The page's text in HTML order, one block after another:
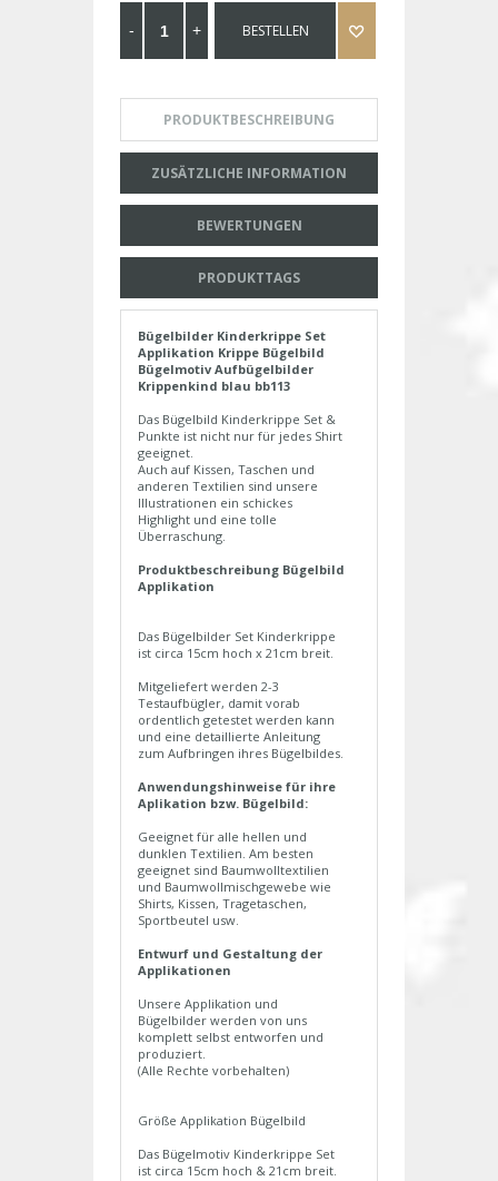
BESTELLEN
PRODUKTBESCHREIBUNG
ZUSÄTZLICHE INFORMATION
BEWERTUNGEN
PRODUKTTAGS
Bügelbilder Kinderkrippe Set
Applikation Krippe Bügelbild
Bügelmotiv Aufbügelbilder
Krippenkind blau bb113
Das Bügelbild Kinderkrippe Set &
Punkte ist nicht nur für jedes Shirt
geeignet.
Auch auf Kissen, Taschen und
anderen Textilien sind unsere
Illustrationen ein schickes
Highlight und eine tolle
Überraschung.
Produktbeschreibung Bügelbild
Applikation
Das Bügelbilder Set Kinderkrippe
ist circa 15cm hoch x 21cm breit.
Mitgeliefert werden 2-3
Testaufbügler, damit vorab
ordentlich getestet werden kann
und eine detaillierte Anleitung
zum Aufbringen ihres Bügelbildes.
Anwendungshinweise für ihre
Aplikation bzw. Bügelbild:
Geeignet für alle hellen und
dunklen Textilien. Am besten
geeignet sind Baumwolltextilien
und Baumwollmischgewebe wie
Shirts, Kissen, Tragetaschen,
Sportbeutel usw.
Entwurf und Gestaltung der
Applikationen
Unsere Applikation und
Bügelbilder werden von uns
komplett selbst entworfen und
produziert.
(Alle Rechte vorbehalten)
Größe Applikation Bügelbild
Das Bügelmotiv Kinderkrippe Set
ist circa 15cm hoch & 21cm breit.